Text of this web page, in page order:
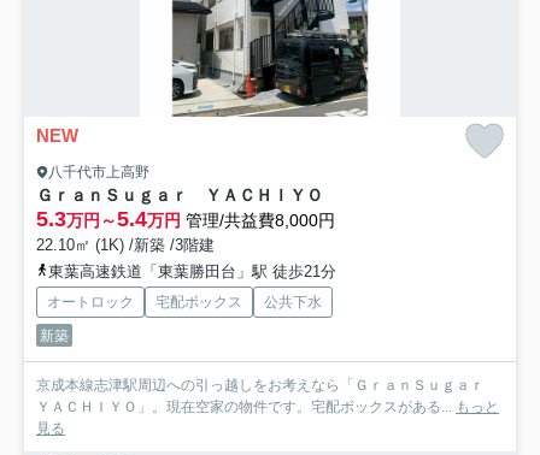
NEW
八千代市上高野
ＧｒａｎＳｕｇａｒ ＹＡＣＨＩＹＯ
5.3万円～5.4万円 管理/共益費8,000円
22.10㎡ (1K) /新築 /3階建
東葉高速鉄道「東葉勝田台」駅 徒歩21分
オートロック 宅配ボックス
公共下水
新築
京成本線志津駅周辺への引っ越しをお考えなら「ＧｒａｎＳｕｇａｒ
ＹＡＣＨＩＹＯ」。現在空家の物件です。宅配ボックスがある... もっと
見る